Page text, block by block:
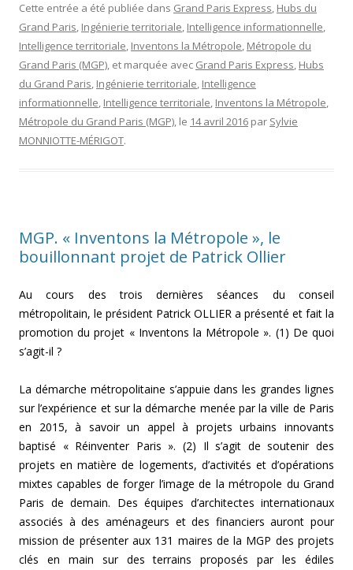
Cette entrée a été publiée dans Grand Paris Express, Hubs du
Grand Paris, Ingénierie territoriale, Intelligence informationnelle,
Intelligence territoriale, Inventons la Métropole, Métropole du
Grand Paris (MGP), et marquée avec Grand Paris Express, Hubs
du Grand Paris, Ingénierie territoriale, Intelligence
informationnelle, Intelligence territoriale, Inventons la Métropole,
Métropole du Grand Paris (MGP), le 14 avril 2016 par Sylvie
MONNIOTTE-MÉRIGOT.
MGP. « Inventons la Métropole », le
bouillonnant projet de Patrick Ollier
Au cours des trois dernières séances du conseil
métropolitain, le président Patrick OLLIER a présenté et fait la
promotion du projet « Inventons la Métropole ». (1) De quoi
s’agit-il ?
La démarche métropolitaine s’appuie dans les grandes lignes
sur l’expérience et sur la démarche menée par la ville de Paris
en 2015, à savoir un appel à projets urbains innovants
baptisé « Réinventer Paris ». (2) Il s’agit de soutenir des
projets en matière de logements, d’activités et d’opérations
mixtes capables de forger l’image de la métropole du Grand
Paris de demain. Des équipes d’architectes internationaux
associés à des aménageurs et des financiers auront pour
mission de présenter aux 131 maires de la MGP des projets
clés en main sur des terrains proposés par les édiles